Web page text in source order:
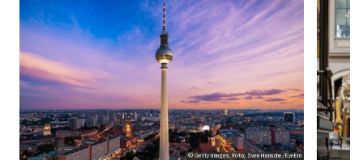
© Getty Images, Foto: Sven Hansche/EyeEm